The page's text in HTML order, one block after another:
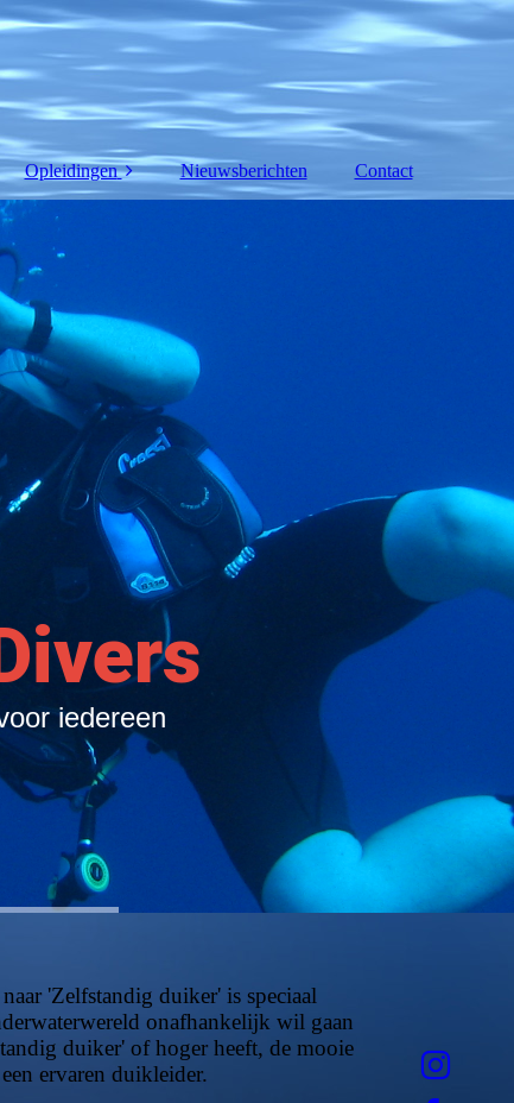
&
Opleidingen
Basis Opleidingen
opleidingen WOSD
Opleidingen IAHD
Opleidingen DAN
Prijslijst opleidingen
IAHD
Locaties
Nieuwsberichten Contact
iedereen
'Zelfstandig duiker' is speciaal
onafhankelijk wil gaan
duiker' of hoger heeft, de mooie
ervaren duikleider.